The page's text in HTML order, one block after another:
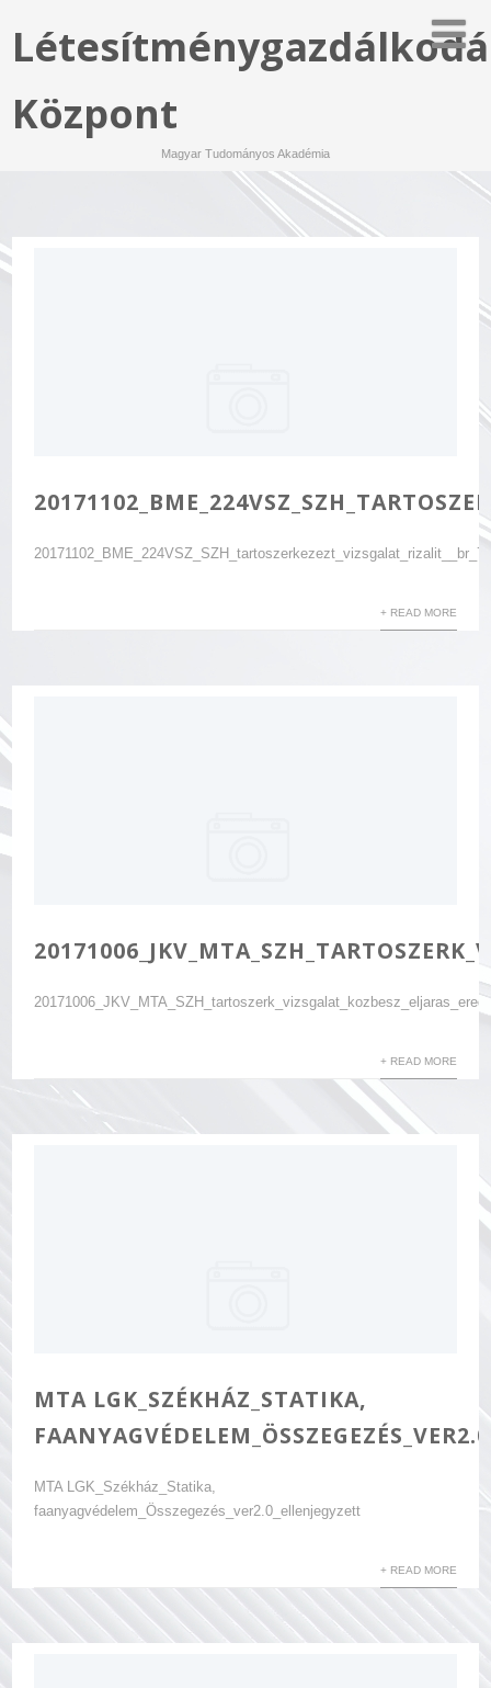
Központ
Magyar Tudományos Akadémia
+ READ MORE
+ READ MORE
MTA LGK_SZÉKHÁZ_STATIKA,
MTA LGK_Székház_Statika,
faanyagvédelem_Összegezés_ver2.0_ellenjegyzett
+ READ MORE